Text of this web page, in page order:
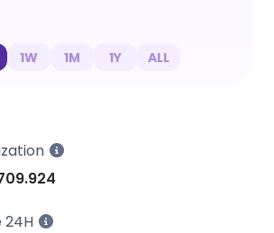
1W 1M 1Y ALL
24H